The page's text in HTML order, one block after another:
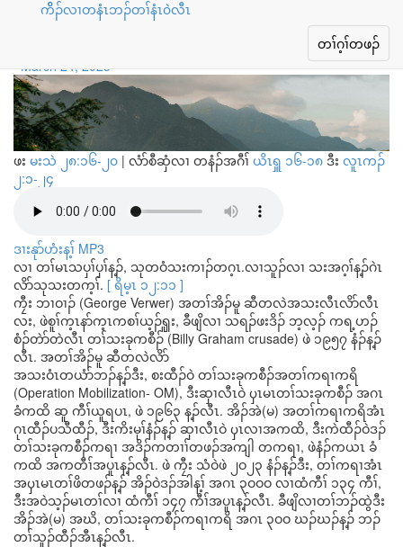
ကိိၣ်လၢတနံၤဘၣ်တၢ်နံၤ၀ဲလီၤ
Toggle
navigation
တၢ်ဂ့ၢ်တဖၣ်
စီၤပီလူး လၢခ့ခါစိၤခဲအံၤ
March 24, 2025
ဖး မးသဲ ၂၈:၁၆-၂၀ | လံာ်စီဆှံလၢ တနံၣ်အဂီၢ် ယိၤရှူ ၁၆-၁၈ ဒီး လူၤကၣ်
၂:၁-၂၄
ဒၢးနုာ်ဟံးန့ၢ် MP3
လၢ တၢ်မၤသပှၢ်ပှၢ်န့ၣ်, သုတဝံသးကၢၣ်တဂ့ၤ.လၢသူၣ်လၢ သးအဂ့ၢ်န့ၣ်ဂဲၤ
လိာ်သုသးတက့ၢ်. [ ရိမ့ၤ ၁၂:၁၁ ]
ကၠီး ဘၢဝၢၣ် (George Verwer) အတၢ်အိၣ်မူ ဆီတလဲအသးလီၤလိာ်လီၤ
လး, ဖဲစူၢ်က့ၤနာ်က့ၤကစၢ်ယ့ၣ်ၡူး, ခီဖျိလၢ သရၣ်ဖးဒိၣ် ဘ့လ့ၣ် ကရ့ဟၣ်
စံၣ်တဲာ်တဲလီၤ တၢ်သးခုကစီၣ် (Billy Graham crusade) ဖဲ ၁၉၅၇ နံၣ်န့ၣ်
လီၤ. အတၢ်အိၣ်မူ ဆီတလဲလိာ်
အသးဝံၤတယံာ်ဘၣ်န့ၣ်ဒီး, စးထီၣ်ဝဲ တၢ်သးခုကစီၣ်အတၢ်ကရၢကရိ
(Operation Mobilization- OM), ဒီးဆှၢလီၤဝဲ ၦၤမၤတၢ်သးခုကစီၣ် အဂၤ
ခံကထိ ဆူ ကီၢ်ယူရပၤ, ဖဲ ၁၉၆၃ န့ၣ်လီၤ. အိၣ်အဲ(မ) အတၢ်ကရၢကရိအံၤ
ဂုၤထီၣ်ပသီထီၣ်, ဒီးကိးမုၢ်နံၣ်န့ၣ် ဆှၢလီၤဝဲ ၦၤလၢအကထိ, ဒီးကဲထီၣ်ဝဲဒၣ်
တၢ်သးခုကစီၣ်ကရၢ အဒိၣ်ကတၢၢ်တဖၣ်အကျါ တကရၢ, ဖဲနံၣ်ကယၤ ခံ
ကထိ အကတီၢ်အပူၤန့ၣ်လီၤ. ဖဲ ကၠီး သံဝဲဖဲ ၂ဝ၂၃ နံၣ်န့ၣ်ဒီး, တၢ်ကရၢအံၤ
အၦၤမၤတၢ်ဖိတဖၣ်န့ၣ် အိၣ်ဝဲဒၣ်အါန့ၢ် အဂၤ ၃ဝဝဝ လၢထံကီၢ် ၁၃၄ ကီၢ်,
ဒီးအဝဲသ့ၣ်မၤတၢ်လၢ ထံကီၢ် ၁၄၇ ကီၢ်အပူၤန့ၣ်လီၤ. ခီဖျိလၢတၢ်ဘၣ်ထွဲဒီး
အိၣ်အဲ(မ) အဃိ, တၢ်သးခုကစီၣ်ကရၢကရိ အဂၤ ၃ဝဝ ဃၣ်ဃၣ်န့ၣ် ဘၣ်
တၢ်သူၣ်ထီၣ်အီၤန့ၣ်လီၤ.